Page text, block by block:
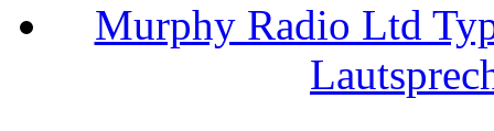
Murphy Radio Ltd